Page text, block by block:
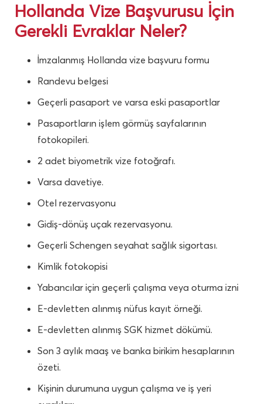
Hollanda Vize Başvurusu İçin
Gerekli Evraklar Neler?
İmzalanmış Hollanda vize başvuru formu
Randevu belgesi
Geçerli pasaport ve varsa eski pasaportlar
Pasaportların işlem görmüş sayfalarının
fotokopileri.
2 adet biyometrik vize fotoğrafı.
Varsa davetiye.
Otel rezervasyonu
Gidiş-dönüş uçak rezervasyonu.
Geçerli Schengen seyahat sağlık sigortası.
Kimlik fotokopisi
Yabancılar için geçerli çalışma veya oturma izni
E-devletten alınmış nüfus kayıt örneği.
E-devletten alınmış SGK hizmet dökümü.
Son 3 aylık maaş ve banka birikim hesaplarının
özeti.
Kişinin durumuna uygun çalışma ve iş yeri